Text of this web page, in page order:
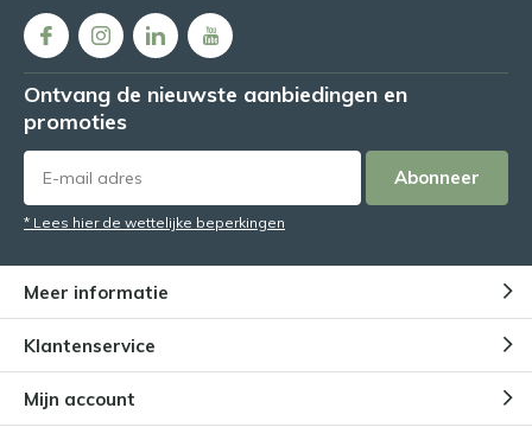
Ontvang de nieuwste aanbiedingen en
promoties
Abonneer
* Lees hier de wettelijke beperkingen
Meer informatie
Klantenservice
Mijn account